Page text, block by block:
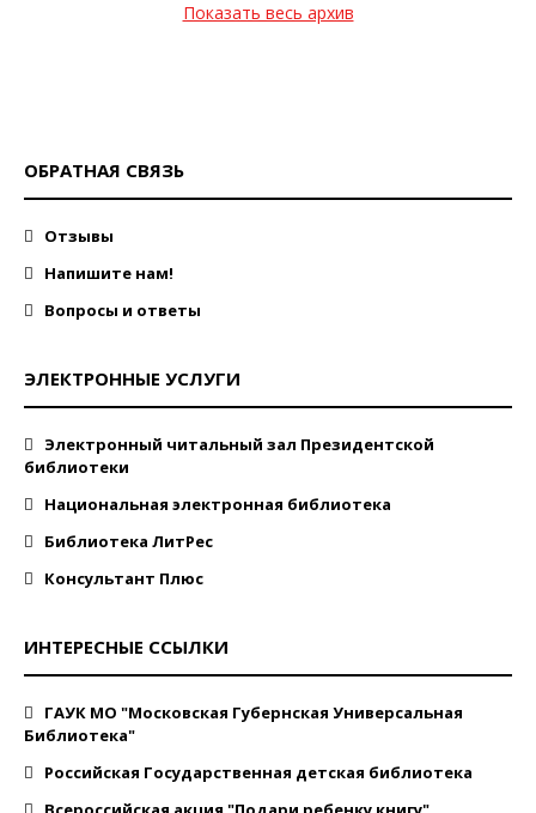
Показать весь архив
ОБРАТНАЯ СВЯЗЬ
Отзывы
Напишите нам!
Вопросы и ответы
ЭЛЕКТРОННЫЕ УСЛУГИ
Электронный читальный зал Президентской
библиотеки
Национальная электронная библиотека
Библиотека ЛитРес
Консультант Плюс
ИНТЕРЕСНЫЕ ССЫЛКИ
ГАУК МО "Московская Губернская Универсальная
Библиотека"
Российская Государственная детская библиотека